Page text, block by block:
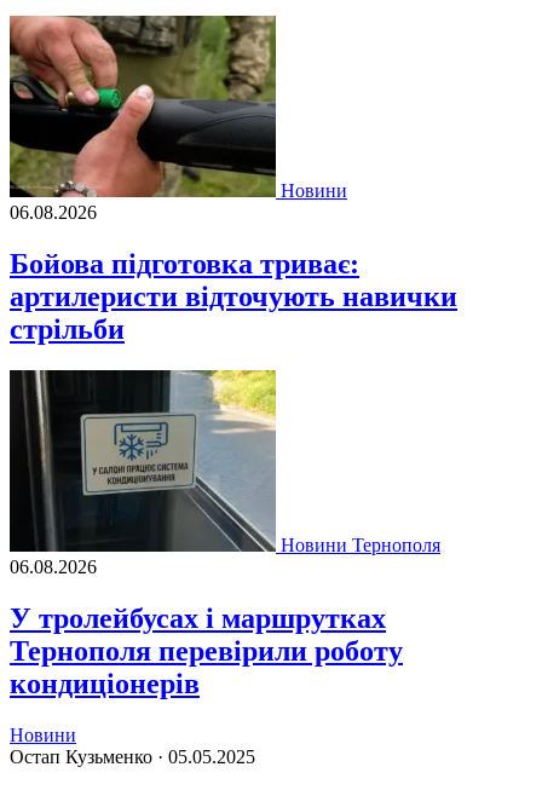
Новини
06.08.2026
Бойова підготовка триває:
артилеристи відточують навички
стрільби
Новини Тернополя
06.08.2026
У тролейбусах і маршрутках
Тернополя перевірили роботу
кондиціонерів
Новини
Остап Кузьменко · 05.05.2025